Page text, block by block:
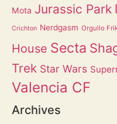
Mota Jurassic Park
Crichton Nerdgasm Orgullo
House Secta
Trek Star Wars
Valencia CF
Archives